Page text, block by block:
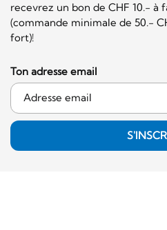
recevrez un bon de CHF 10.- à
(commande minimale de 50.-
fort)!
Ton adresse email